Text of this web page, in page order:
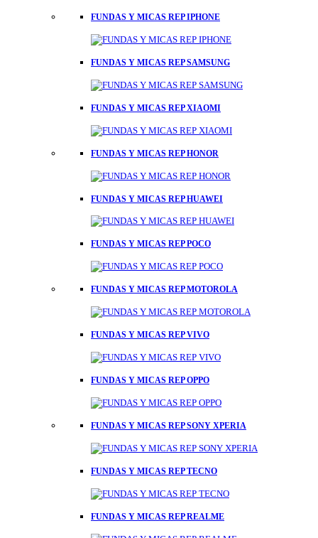
FUNDAS Y MICAS REP IPHONE
FUNDAS Y MICAS REP SAMSUNG
FUNDAS Y MICAS REP XIAOMI
FUNDAS Y MICAS REP HONOR
FUNDAS Y MICAS REP HUAWEI
FUNDAS Y MICAS REP POCO
FUNDAS Y MICAS REP MOTOROLA
FUNDAS Y MICAS REP VIVO
FUNDAS Y MICAS REP OPPO
FUNDAS Y MICAS REP SONY XPERIA
FUNDAS Y MICAS REP TECNO
FUNDAS Y MICAS REP REALME